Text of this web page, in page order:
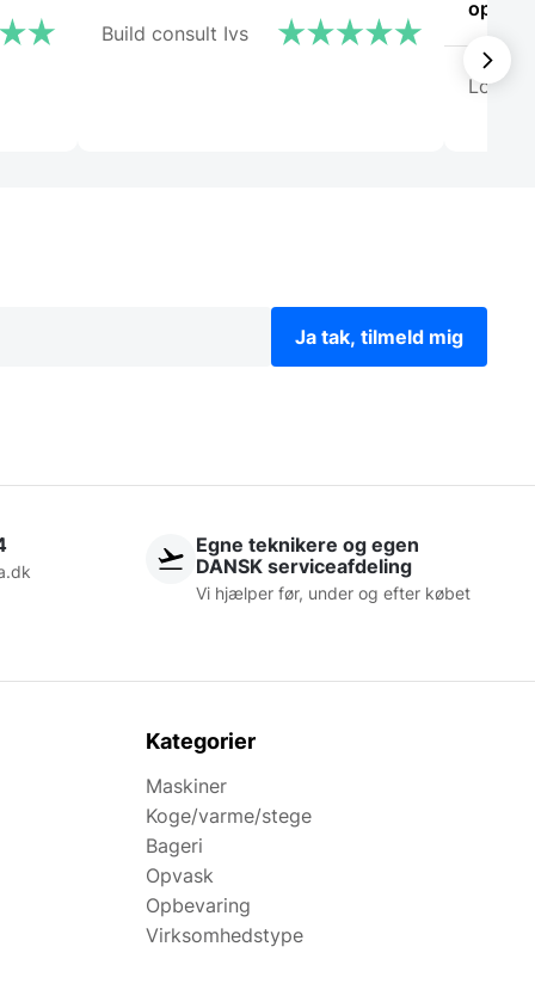
Build consult Ivs
Lone
Ja tak, tilmeld mig
Egne teknikere og egen
DANSK serviceafdeling
Vi hjælper før, under og efter købet
Kategorier
Maskiner
Koge/varme/stege
Bageri
Opvask
Opbevaring
Virksomhedstype